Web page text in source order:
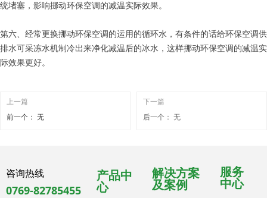
统堵塞，影响挪动环保空调的减温实际效果。
第六、经常更换挪动环保空调的运用的循环水，有条件的话给环保空调供
排水可采冻水机制冷出来净化减温后的冰水，这样挪动环保空调的减温实
际效果更好。
上一篇
前一个： 无
下一篇
后一个： 无
咨询热线
0769-82785455
产品中
心
解决方案
及案例
服务
中心